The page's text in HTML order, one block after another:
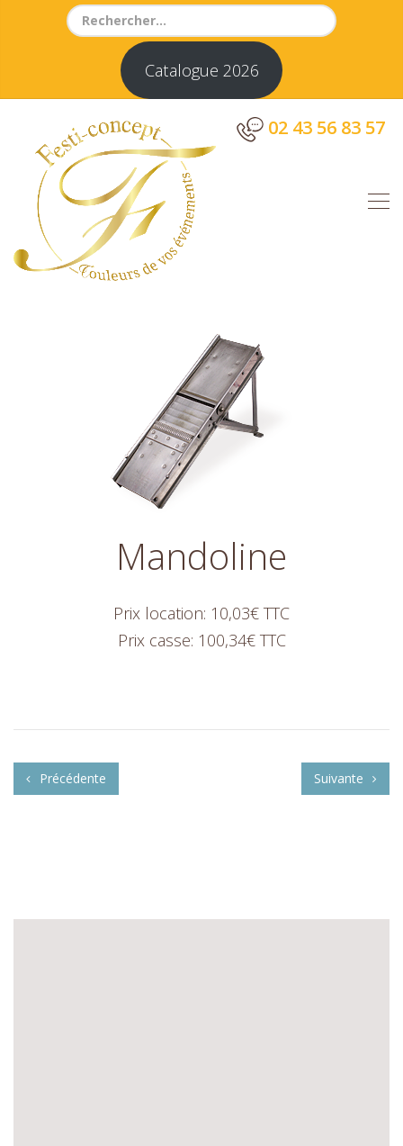
Search
Catalogue 2026
02 43 56 83 57
Mandoline
Prix location: 10,03€ TTC
Prix casse: 100,34€ TTC
Précédente Suivante